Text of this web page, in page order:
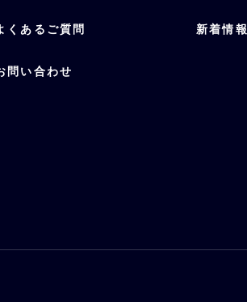
くあるご質問 新着情報
問い合わせ